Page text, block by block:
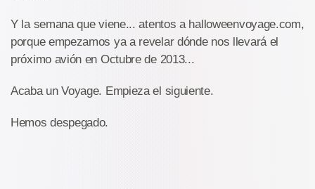
Y la semana que viene... atentos a halloweenvoyage.com,
porque empezamos ya a revelar dónde nos llevará el
próximo avión en Octubre de 2013...
Acaba un Voyage. Empieza el siguiente.
Hemos despegado.